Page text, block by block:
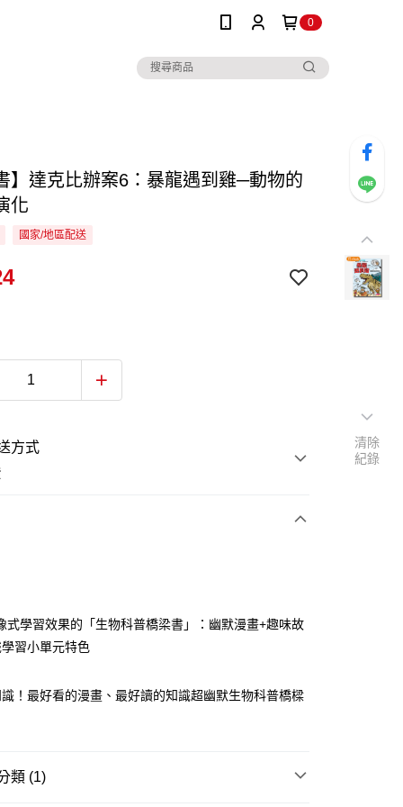
0
】達克比辦案6：暴龍遇到雞─動物的
化
國家/地區配送
方式
款
式學習效果的「生物科普橋梁書」：幽默漫畫+趣味故
習小單元特色
！最好看的漫畫、最好讀的知識超幽默生物科普橋樑
類 (1)
清除
紀錄